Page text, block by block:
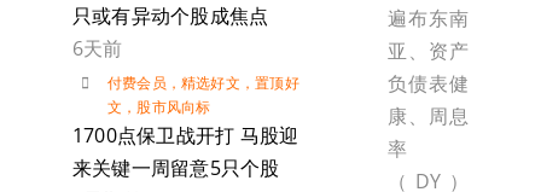
只或有异动个股成焦点
6天前
付费会员 ， 精选好文 ，置顶好
文 ， 股市风向标
1700点保卫战开打 马股迎
来关键一周留意5只个股
遍布东南
亚、资产
负债表健
康、周息
率
（DY）